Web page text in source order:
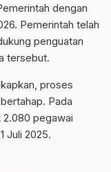
dengan
Pemerintah telah
penguatan
tersebut.
proses
Pada
2.080 pegawai
Juli 2025.